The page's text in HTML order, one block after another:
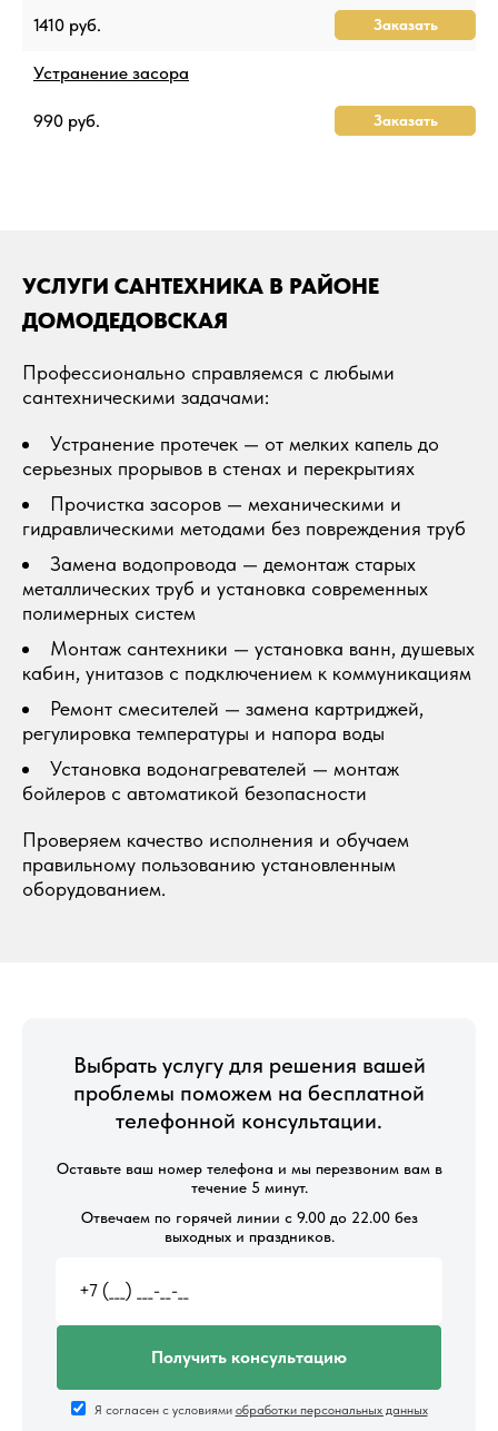
1410 руб. Заказать
Устранение засора
990 руб. Заказать
УСЛУГИ САНТЕХНИКА В РАЙОНЕ
ДОМОДЕДОВСКАЯ
Профессионально справляемся с любыми
сантехническими задачами:
Устранение протечек — от мелких капель до
серьезных прорывов в стенах и перекрытиях
Прочистка засоров — механическими и
гидравлическими методами без повреждения труб
Замена водопровода — демонтаж старых
металлических труб и установка современных
полимерных систем
Монтаж сантехники — установка ванн, душевых
кабин, унитазов с подключением к коммуникациям
Ремонт смесителей — замена картриджей,
регулировка температуры и напора воды
Установка водонагревателей — монтаж
бойлеров с автоматикой безопасности
Проверяем качество исполнения и обучаем
правильному пользованию установленным
оборудованием.
Выбрать услугу для решения вашей
проблемы поможем на бесплатной
телефонной консультации.
Оставьте ваш номер телефона и мы перезвоним вам в
течение 5 минут.
Отвечаем по горячей линии с 9.00 до 22.00 без
выходных и праздников.
Получить консультацию
Я согласен с условиями обработки персональных данных